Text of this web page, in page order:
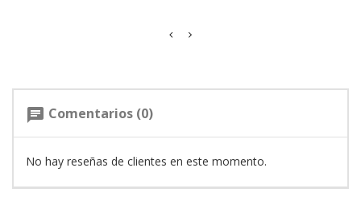
chat Comentarios (0)
No hay reseñas de clientes en este momento.